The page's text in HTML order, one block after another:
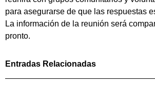
para asegurarse de que las respuestas
La información de la reunión será
pronto.
Entradas Relacionadas